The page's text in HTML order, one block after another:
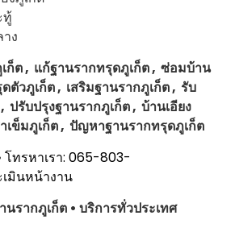
ทู้
ง
ก็ต , แก้ฐานรากทรุดภูเก็ต , ซ่อมบ้าน
ตัวภูเก็ต , เสริมฐานรากภูเก็ต , รับ
ปรับปรุงฐานรากภูเก็ต , บ้านเอียง
เข็มภูเก็ต , ปัญหาฐานรากทรุดภูเก็ต
โทรหาเรา: 065-803-
มินหน้างาน
รากภูเก็ต • บริการทั่วประเทศ